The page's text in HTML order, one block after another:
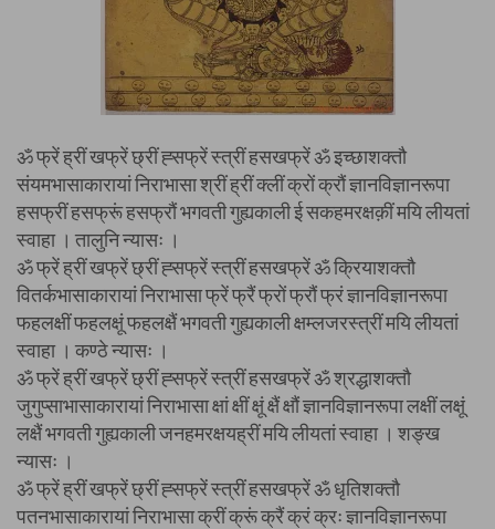
ॐ फ्रें ह्रीं खफ्रें छ्रीं ह्सफ्रें स्त्रीं हसखफ्रें ॐ इच्छाशक्तौ
संयमभासाकारायां निराभासा श्रीं ह्रीं क्लीं क्रों क्रौं ज्ञानविज्ञानरूपा
हसफ्रीं हसफ्रूं हसफ्रौं भगवती गुह्यकाली ई सकहमरक्षक़ीं मयि लीयतां
स्वाहा । तालुनि न्यासः ।
ॐ फ्रें ह्रीं खफ्रें छ्रीं ह्सफ्रें स्त्रीं हसखफ्रें ॐ क्रियाशक्तौ
वितर्कभासाकारायां निराभासा फ्रें फ्रैं फ्रों फ्रौं फ्रं ज्ञानविज्ञानरूपा
फहलक्षीं फहलक्षूं फहलक्षैं भगवती गुह्यकाली क्षम्लजरस्त्रीं मयि लीयतां
स्वाहा । कण्ठे न्यासः ।
ॐ फ्रें ह्रीं खफ्रें छ्रीं ह्सफ्रें स्त्रीं हसखफ्रें ॐ श्रद्धाशक्तौ
जुगुप्साभासाकारायां निराभासा क्षां क्षीं क्षूं क्षैं क्षौं ज्ञानविज्ञानरूपा लक्षीं लक्षूं
लक्षैं भगवती गुह्यकाली जनहमरक्षयह्रीं मयि लीयतां स्वाहा । शङ्ख
न्यासः ।
ॐ फ्रें ह्रीं खफ्रें छ्रीं ह्सफ्रें स्त्रीं हसखफ्रें ॐ धृतिशक्तौ
पतनभासाकारायां निराभासा क्रीं क्रूं क्रैं क्रं क्रः ज्ञानविज्ञानरूपा